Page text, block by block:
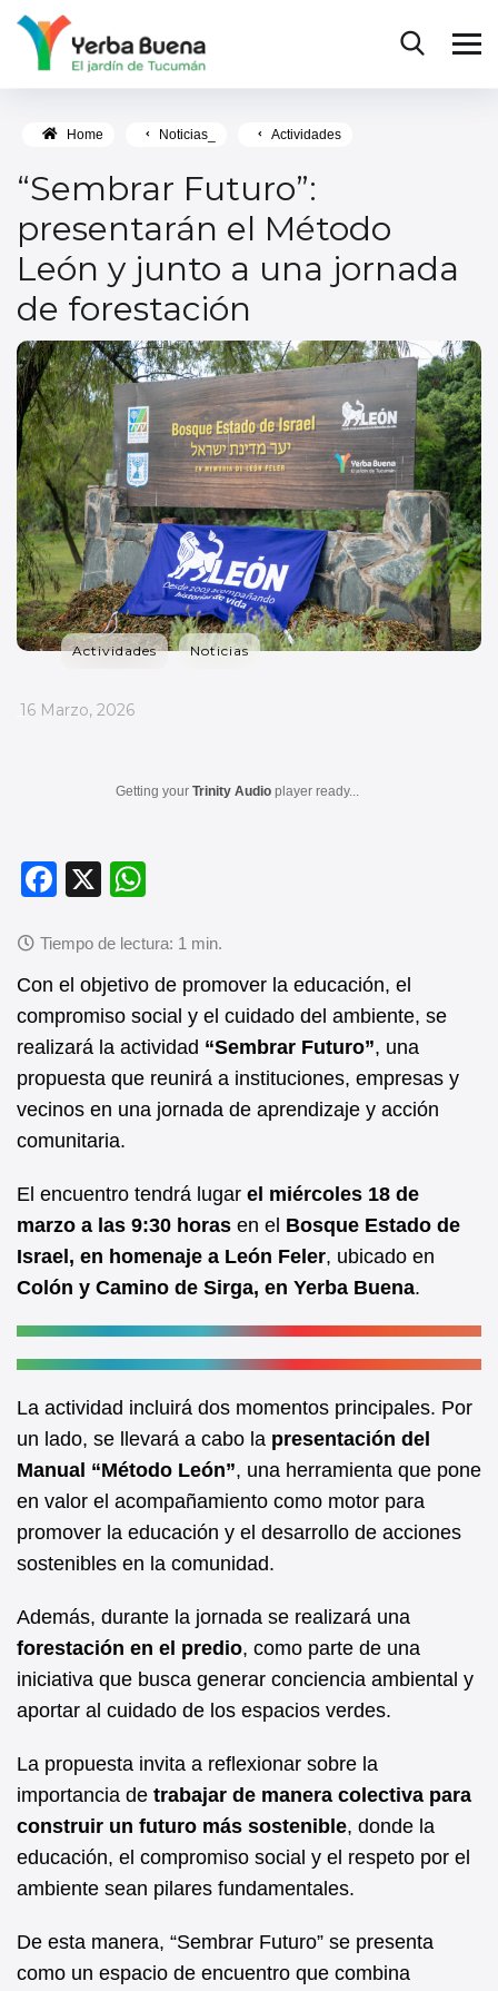
Home Noticias_ Actividades
“Sembrar Futuro”:
presentarán el Método
León y junto a una jornada
de forestación
Actividades Noticias
_
16 Marzo, 2026
Getting your Trinity Audio player ready...
F
c
e
b
o
o
k
X
at
s
A
p
p
Con el objetivo de promover la educación, el
compromiso social y el cuidado del ambiente, se
realizará la actividad “Sembrar Futuro”, una
propuesta que reunirá a instituciones, empresas y
vecinos en una jornada de aprendizaje y acción
comunitaria.
El encuentro tendrá lugar el miércoles 18 de
marzo a las 9:30 horas en el Bosque Estado de
Israel, en homenaje a León Feler, ubicado en
Colón y Camino de Sirga, en Yerba Buena.
La actividad incluirá dos momentos principales. Por
un lado, se llevará a cabo la presentación del
Manual “Método León”, una herramienta que pone
en valor el acompañamiento como motor para
promover la educación y el desarrollo de acciones
sostenibles en la comunidad.
Además, durante la jornada se realizará una
forestación en el predio, como parte de una
iniciativa que busca generar conciencia ambiental y
aportar al cuidado de los espacios verdes.
La propuesta invita a reflexionar sobre la
importancia de trabajar de manera colectiva para
construir un futuro más sostenible, donde la
educación, el compromiso social y el respeto por el
ambiente sean pilares fundamentales.
De esta manera, “Sembrar Futuro” se presenta
como un espacio de encuentro que combina